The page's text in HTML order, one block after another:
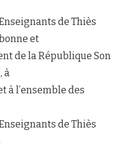
de Thiès
et
de la République Son
à
à l’ensemble des
de Thiès